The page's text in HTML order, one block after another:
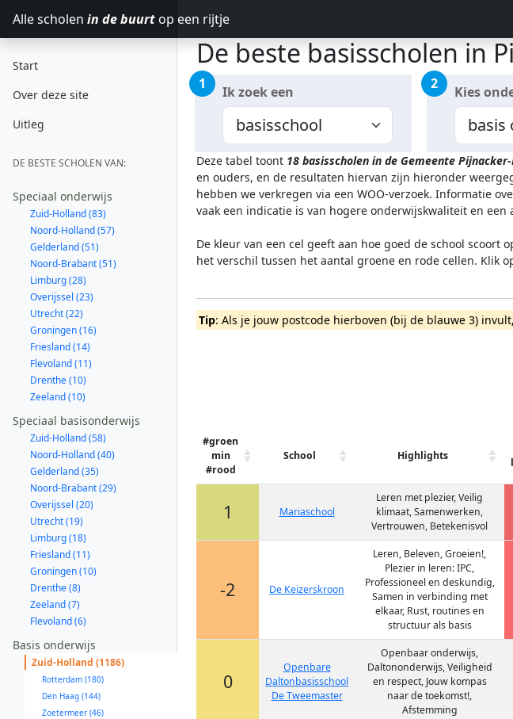
Alle scholen in de buurt op een rijtje
Start
Over deze site
Uitleg
DE BESTE SCHOLEN VAN:
Speciaal onderwijs
Zuid-Holland (83)
Noord-Holland (57)
Gelderland (51)
Noord-Brabant (51)
Limburg (28)
Overijssel (23)
Utrecht (22)
Groningen (16)
Friesland (14)
Flevoland (11)
Drenthe (10)
Zeeland (10)
Speciaal basisonderwijs
Zuid-Holland (58)
Noord-Holland (40)
Gelderland (35)
Noord-Brabant (29)
Overijssel (20)
Utrecht (19)
Limburg (18)
Friesland (11)
Groningen (10)
Drenthe (8)
Zeeland (7)
Flevoland (6)
Basis onderwijs
Zuid-Holland (1186)
Rotterdam (180)
Den Haag (144)
Zoetermeer (46)
De beste basisscholen in
1 Ik zoek een 2 Kies
Deze tabel toont 18 basisscholen in de Gemeente
en ouders, en de resultaten hiervan zijn hieronder
hebben we verkregen via een WOO-verzoek. Informatie
vaak een indicatie is van hogere onderwijskwaliteit en een
De kleur van een cel geeft aan hoe goed de school scoort
het verschil tussen het aantal groene en rode cellen. Klik
Tip: Als je jouw postcode hierboven (bij de blauwe 3)
#groen
min
#rood
School Highlights
1 Mariaschool
Leren met plezier, Veilig
klimaat, Samenwerken,
Vertrouwen, Betekenisvol
-2 De Keizerskroon
Leren, Beleven, Groeien!,
Plezier in leren: IPC,
Professioneel en deskundig,
Samen in verbinding met
elkaar, Rust, routines en
structuur als basis
0
Openbare
Daltonbasisschool
De Tweemaster
Openbaar onderwijs,
Daltononderwijs, Veiligheid
en respect, Jouw kompas
naar de toekomst!,
Afstemming